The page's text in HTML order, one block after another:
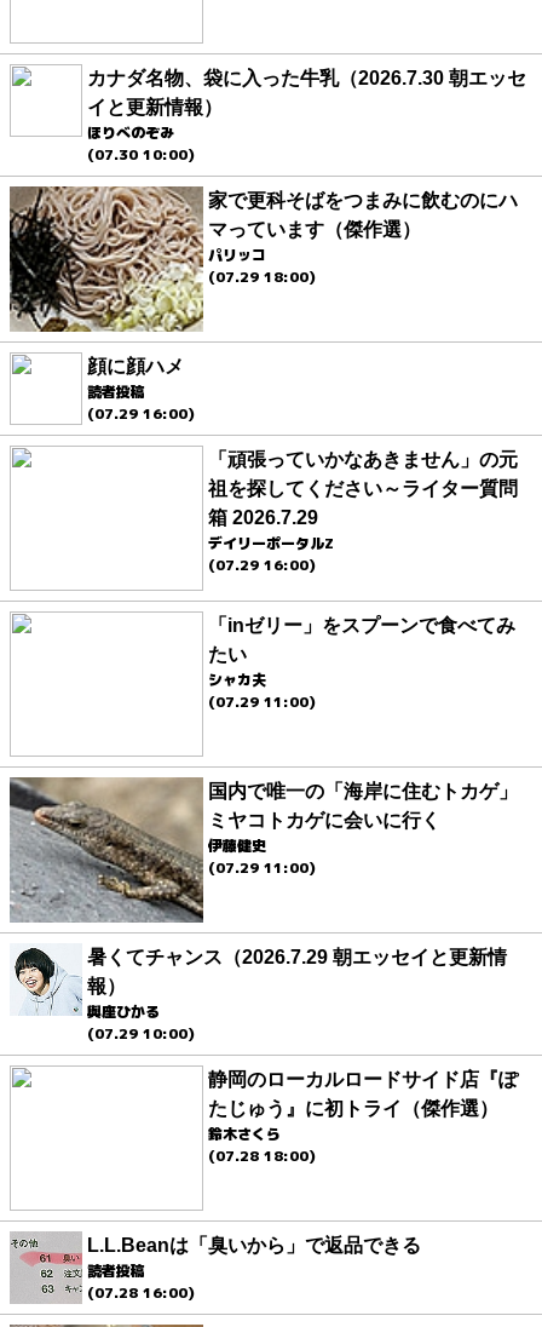
カナダ名物、袋に入った牛乳（2026.7.30 朝エッセ
イと更新情報）
ほりべのぞみ
(07.30 10:00)
家で更科そばをつまみに飲むのにハ
マっています（傑作選）
パリッコ
(07.29 18:00)
顔に顔ハメ
読者投稿
(07.29 16:00)
「頑張っていかなあきません」の元
祖を探してください～ライター質問
箱 2026.7.29
デイリーポータルZ
(07.29 16:00)
「inゼリー」をスプーンで食べてみ
たい
シャカ夫
(07.29 11:00)
国内で唯一の「海岸に住むトカゲ」
ミヤコトカゲに会いに行く
伊藤健史
(07.29 11:00)
暑くてチャンス（2026.7.29 朝エッセイと更新情
報）
與座ひかる
(07.29 10:00)
静岡のローカルロードサイド店『ぽ
たじゅう』に初トライ（傑作選）
鈴木さくら
(07.28 18:00)
L.L.Beanは「臭いから」で返品できる
読者投稿
(07.28 16:00)